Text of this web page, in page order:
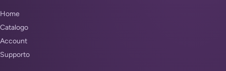
Home
Catalogo
Account
Supporto